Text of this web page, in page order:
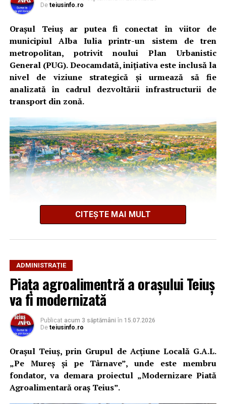
De teiusinfo.ro
Orașul Teiuș ar putea fi conectat în viitor de
municipiul Alba Iulia printr-un sistem de tren
metropolitan, potrivit noului Plan Urbanistic
General (PUG). Deocamdată, inițiativa este inclusă la
nivel de viziune strategică și urmează să fie
analizată în cadrul dezvoltării infrastructurii de
transport din zonă.
Propunerea este menționată în Raportul de Mediu al
PUG, document care prevede modernizarea
infrastructurii feroviare pentru îmbunătățirea
conexiunilor cu Alba Iulia, Aiud, Cluj-Napoca, Turda și
Câmpia Turzii. În același context, autorii documentului
arată că „pentru apropierea de reședința de județ se va
metropolitan Alba Iulia”.
Teiuș, un nod de transport cu
CITEȘTE MAI MULT
ADMINISTRAȚIE
Piața agroalimentră a orașului Teiuș
va fi modernizată
Publicat acum 3 săptămâni în 15.07.2026
De teiusinfo.ro
Orașul Teiuș, prin Grupul de Acțiune Locală G.A.L.
„Pe Mureș și pe Târnave”, unde este membru
fondator, va demara proiectul „Modernizare Piată
Agroalimentară oraș Teius”.